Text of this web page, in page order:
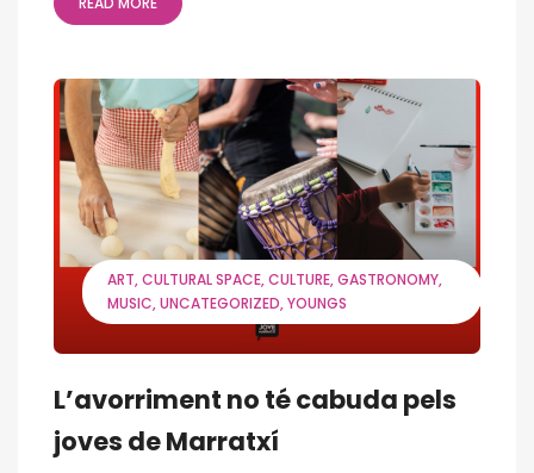
ART CULTURAL SPACE CULTURE GASTRONOMY
MUSIC UNCATEGORIZED YOUNGS
L’avorriment no té cabuda pels
joves de Marratxí